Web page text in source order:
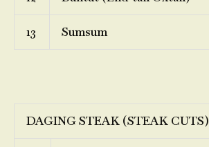
13 Sumsum
DAGING STEAK (STEAK CUTS)